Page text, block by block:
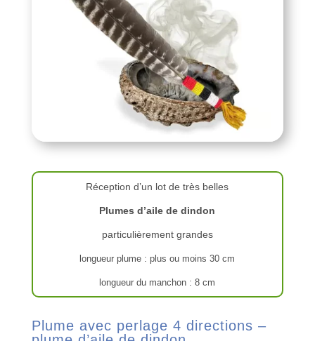
Réception d’un lot de très belles
Plumes d’aile de dindon
particulièrement grandes
longueur plume : plus ou moins 30 cm
longueur du manchon : 8 cm
Plume avec perlage 4 directions –